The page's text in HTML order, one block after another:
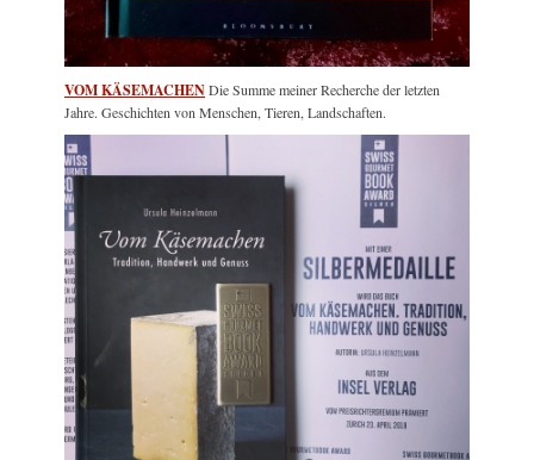
VOM KÄSEMACHENDie Summe meiner Recherche der letzten
Jahre. Geschichten von Menschen, Tieren, Landschaften.